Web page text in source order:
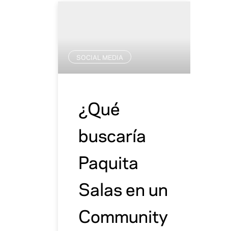
SOCIAL MEDIA
¿Qué
buscaría
Paquita
Salas en un
Community